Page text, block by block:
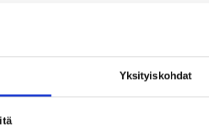
Yksityiskohdat